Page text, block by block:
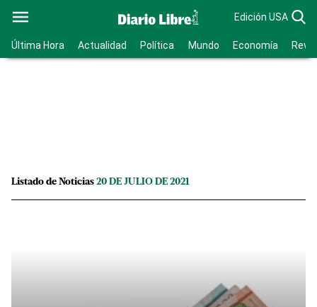
Edición USA
Última Hora Actualidad Política Mundo Economía
Listado de Noticias 20 DE JULIO DE 2021